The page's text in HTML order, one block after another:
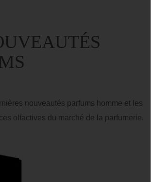
nouveautés parfums homme et les
olfactives du marché de la parfumerie.